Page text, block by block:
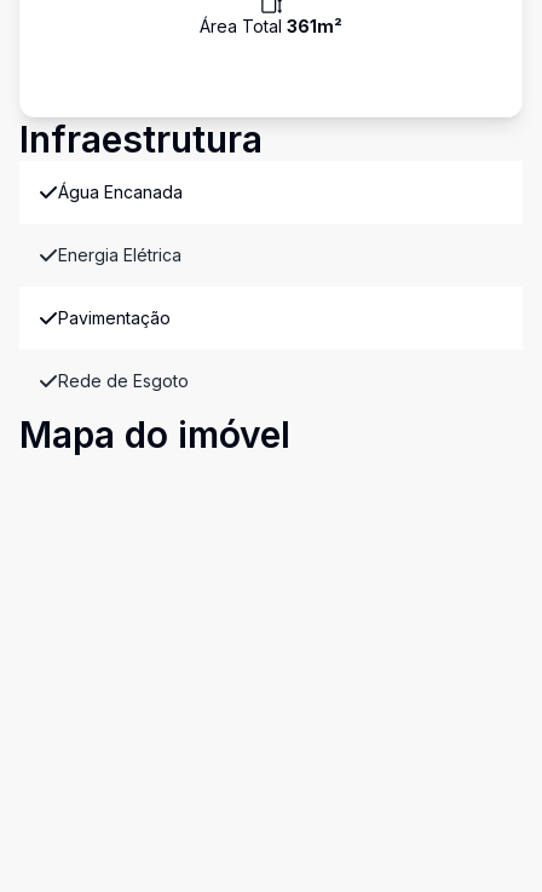
Área Total 361m²
Infraestrutura
Água Encanada
Energia Elétrica
Pavimentação
Rede de Esgoto
Mapa do imóvel